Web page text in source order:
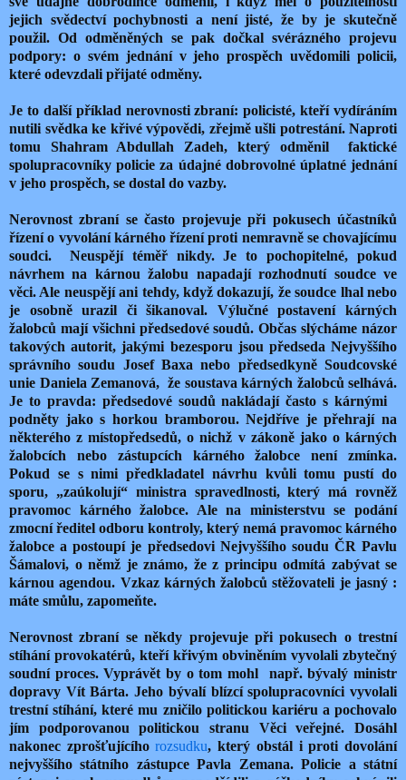
jejich svědectví pochybnosti a není jisté, že by je skutečně
použil. Od odměněných se pak dočkal svérázného projevu
podpory: o svém jednání v jeho prospěch uvědomili policii,
které odevzdali přijaté odměny.
Je to další příklad nerovnosti zbraní: policisté, kteří vydíráním
nutili svědka ke křivé výpovědi, zřejmě ušli potrestání. Naproti
tomu Shahram Abdullah Zadeh, který odměnil faktické
spolupracovníky policie za údajné dobrovolné úplatné jednání
v jeho prospěch, se dostal do vazby.
Nerovnost zbraní se často projevuje při pokusech účastníků
řízení o vyvolání kárného řízení proti nemravně se chovajícímu
soudci. Neuspějí téměř nikdy. Je to pochopitelné, pokud
návrhem na kárnou žalobu napadají rozhodnutí soudce ve
věci. Ale neuspějí ani tehdy, když dokazují, že soudce lhal nebo
je osobně urazil či šikanoval. Výlučné postavení kárných
žalobců mají všichni předsedové soudů. Občas slýcháme názor
takových autorit, jakými bezesporu jsou předseda Nejvyššího
správního soudu Josef Baxa nebo předsedkyně Soudcovské
unie Daniela Zemanová, že soustava kárných žalobců selhává.
Je to pravda: předsedové soudů nakládají často s kárnými
podněty jako s horkou bramborou. Nejdříve je přehrají na
některého z místopředsedů, o nichž v zákoně jako o kárných
žalobcích nebo zástupcích kárného žalobce není zmínka.
Pokud se s nimi předkladatel návrhu kvůli tomu pustí do
sporu, „zaúkolují“ ministra spravedlnosti, který má rovněž
pravomoc kárného žalobce. Ale na ministerstvu se podání
zmocní ředitel odboru kontroly, který nemá pravomoc kárného
žalobce a postoupí je předsedovi Nejvyššího soudu ČR Pavlu
Šámalovi, o němž je známo, že z principu odmítá zabývat se
kárnou agendou. Vzkaz kárných žalobců stěžovateli je jasný :
máte smůlu, zapomeňte.
Nerovnost zbraní se někdy projevuje při pokusech o trestní
stíhání provokatérů, kteří křivým obviněním vyvolali zbytečný
soudní proces. Vyprávět by o tom mohl např. bývalý ministr
dopravy Vít Bárta. Jeho bývalí blízcí spolupracovníci vyvolali
trestní stíhání, které mu zničilo politickou kariéru a pochovalo
jím podporovanou politickou stranu Věci veřejné. Dosáhl
nakonec zprošťujícíhorozsudku, který obstál i proti dovolání
nejvyššího státního zástupce Pavla Zemana. Policie a státní